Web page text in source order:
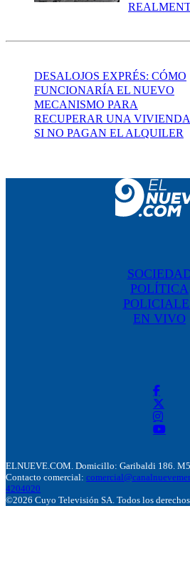
DESALOJOS EXPRÉS: CÓMO
FUNCIONARÍA EL NUEVO
MECANISMO PARA
RECUPERAR UNA VIVIENDA
SI NO PAGAN EL ALQUILER
POLÍTICA
EN VIVO
ELNUEVE.COM. Domicillo: Garibaldi 186.
Contacto comercial:
4204020
©2026 Cuyo Televisión SA. Todos los